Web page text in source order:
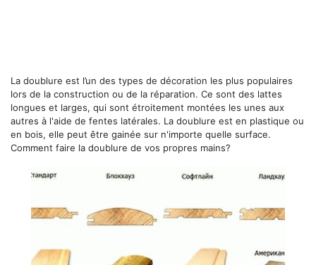
La doublure est l’un des types de décoration les plus populaires
lors de la construction ou de la réparation. Ce sont des lattes
longues et larges, qui sont étroitement montées les unes aux
autres à l'aide de fentes latérales. La doublure est en plastique ou
en bois, elle peut être gainée sur n'importe quelle surface.
Comment faire la doublure de vos propres mains?